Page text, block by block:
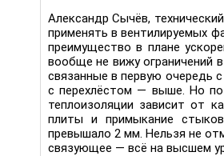
Александр Сычёв,
применять в вентилируемых
преимущество в плане
вообще не вижу ограничений
связанные в первую очередь
с перехлёстом — выше. Но
теплоизоляции зависит от
плиты и примыкание
превышало 2 мм. Нельзя не
связующее — всё на высшем